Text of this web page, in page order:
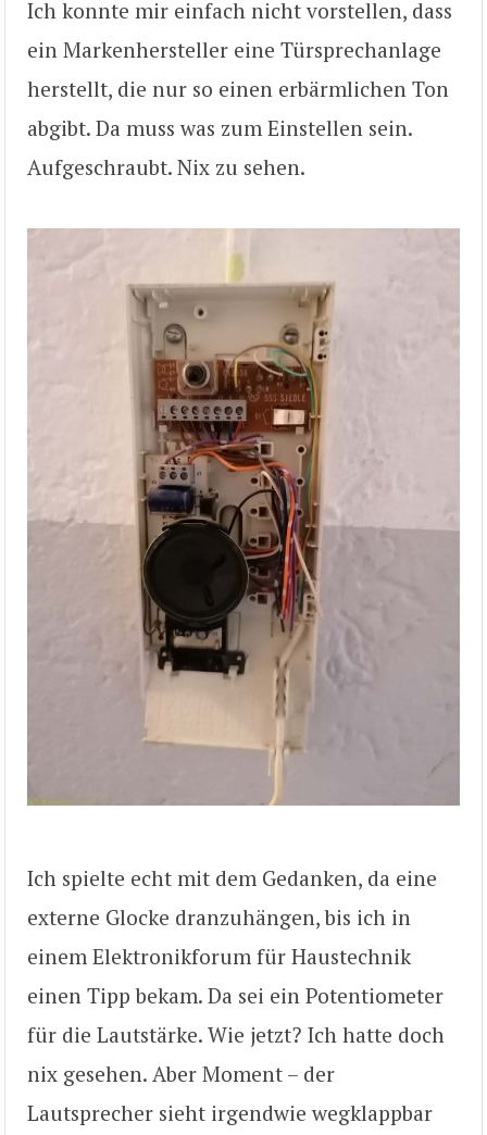
Ich konnte mir einfach nicht vorstellen, dass
ein Markenhersteller eine Türsprechanlage
herstellt, die nur so einen erbärmlichen Ton
abgibt. Da muss was zum Einstellen sein.
Aufgeschraubt. Nix zu sehen.
Ich spielte echt mit dem Gedanken, da eine
externe Glocke dranzuhängen, bis ich in
einem Elektronikforum für Haustechnik
einen Tipp bekam. Da sei ein Potentiometer
für die Lautstärke. Wie jetzt? Ich hatte doch
nix gesehen. Aber Moment – der
Lautsprecher sieht irgendwie wegklappbar